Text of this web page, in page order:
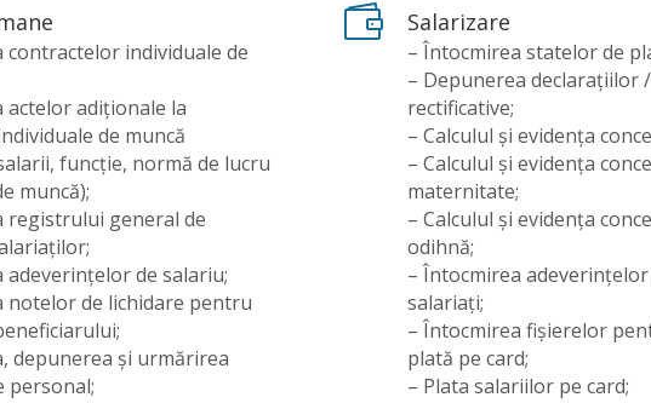
contractelor individuale de
actelor adiționale la
de muncă
funcție, normă de lucru
muncă);
registrului general de
adeverințelor de salariu;
notelor de lichidare pentru
depunerea și urmărirea
personal;
 Salarizare
– Întocmirea statelor de
– Depunerea declarațiilor
rectificative;
– Calculul și evidența
– Calculul și evidența
maternitate;
– Calculul și evidența
odihnă;
– Întocmirea
salariați;
– Întocmirea fișierelor
plată pe card;
– Plata salariilor pe card;